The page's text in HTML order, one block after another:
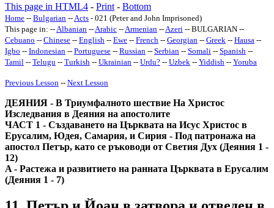
This page in HTML4 - Print - Bottom
Home -- Bulgarian -- Acts - 021 (Peter and John Imprisoned)
This page in: -- Albanian -- Arabic -- Armenian -- Azeri -- BULGARIAN --
Cebuano -- Chinese -- English -- Ewe -- French -- Georgian -- Greek -- Hausa --
Igbo -- Indonesian -- Portuguese -- Russian -- Serbian -- Somali -- Spanish --
Tamil -- Telugu -- Turkish -- Ukrainian -- Urdu? -- Uzbek -- Yiddish -- Yoruba
Previous Lesson -- Next Lesson
ДЕЯНИЯ - В Триумфалното шествие На Христос
Изследвания в Деяния на апостолите
ЧАСТ 1 - Създаването на Църквата на Исус Христос в
Ерусалим, Юдея, Самария, и Сирия - Под патронажа на
апостол Петър, като се ръководи от Светия Дух (Деяния 1 -
12)
A - Растежа и развитието на ранната Църквата в Ерусалим
(Деяния 1 - 7)